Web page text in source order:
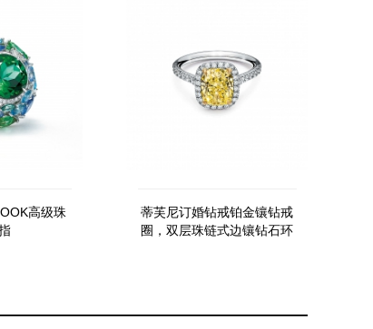
高级珠
蒂芙尼订婚钻戒铂金镶钻戒
圈，双层珠链式边镶钻石环